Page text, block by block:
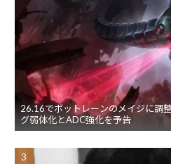
26.16でボットレーンのメイジに調
グ弱体化とADC強化を予告